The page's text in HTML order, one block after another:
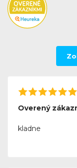
Overený
kladne